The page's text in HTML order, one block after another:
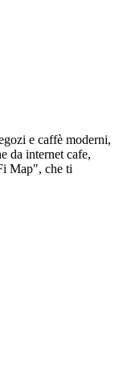
e caffè moderni,
da internet cafe,
Map", che ti